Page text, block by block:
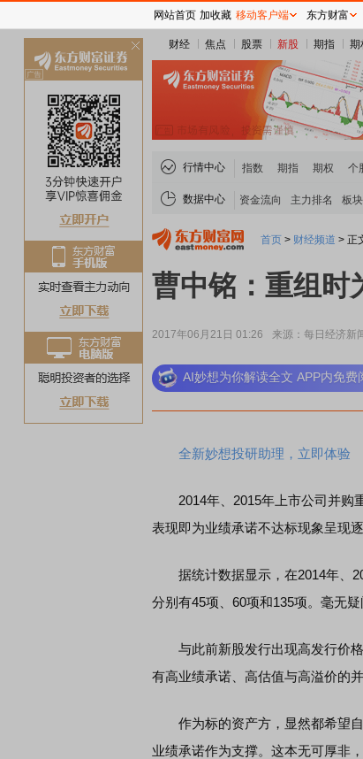
财经 焦点 股票 新股 期指 期
行情中心 指数 期指 期权 个
数据中心 资金流向 主力排名 板
首页 > 财经频道 > 正
曹中铭：重组时
2017年06月21日 01:26 来源：每日经济新
AI妙想为你解读全文 APP内免费
全新妙想投研助理，立即体验
2014年、2015年上市公司并购重
表现即为业绩承诺不达标现象呈现
据统计数据显示，在2014年、
分别有45项、60项和135项。毫无
与此前新股发行出现高发行价格
有高业绩承诺、高估值与高溢价的并
作为标的资产方，显然都希望自
业绩承诺作为支撑。这本无可厚非
网站首页 加收藏 移动客户端 东方财富
关